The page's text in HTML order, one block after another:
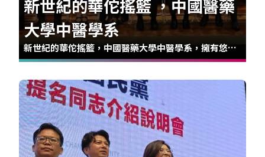
新世紀的華佗搖籃 ，中國醫藥
大學中醫學系
新世紀的華佗搖籃，中國醫藥大學中醫學系，擁有悠久
的歷史底蘊與卓越的師資陣容，融合傳統中醫與現代醫
床研究與學術領域皆屢創佳績，師資團隊涵蓋多位世界
頂尖科學家及醫學權威。